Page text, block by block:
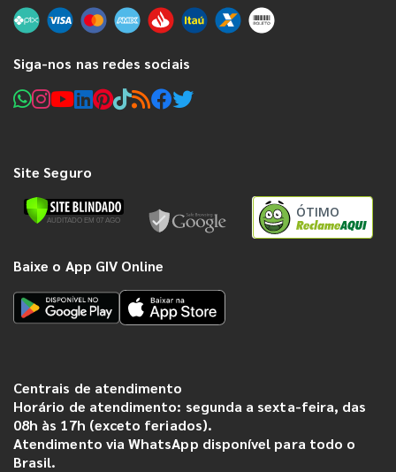
Siga-nos nas redes sociais
Site Seguro
ÓTIMO
Baixe o App GIV Online
Centrais de atendimento
Horário de atendimento: segunda a sexta-feira, das
08h às 17h (exceto feriados).
Atendimento via WhatsApp disponível para todo o
Brasil.